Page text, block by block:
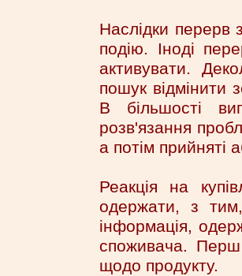
Наслідки перерв
подію. Іноді
активувати.
пошук відмінити
В більшості
розв'язання
а потім прийняті
Реакція на
одержати, з
інформація,
споживача. Перш
щодо продукту.